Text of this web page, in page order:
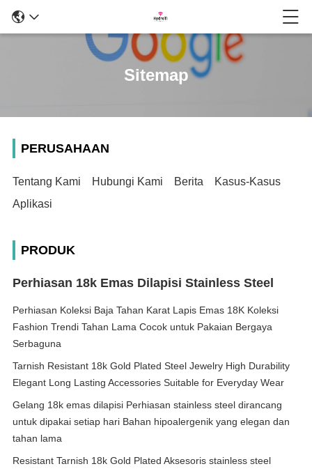
Sitemap
PERUSAHAAN
Tentang Kami Hubungi Kami Berita
Kasus-Kasus
Aplikasi
PRODUK
Perhiasan 18k Emas Dilapisi Stainless Steel
Perhiasan Koleksi Baja Tahan Karat Lapis Emas 18K Koleksi
Fashion Trendi Tahan Lama Cocok untuk Pakaian Bergaya
Serbaguna
Tarnish Resistant 18k Gold Plated Steel Jewelry High Durability
Elegant Long Lasting Accessories Suitable for Everyday Wear
Gelang 18k emas dilapisi Perhiasan stainless steel dirancang
untuk dipakai setiap hari Bahan hipoalergenik yang elegan dan
tahan lama
Resistant Tarnish 18k Gold Plated Aksesoris stainless steel